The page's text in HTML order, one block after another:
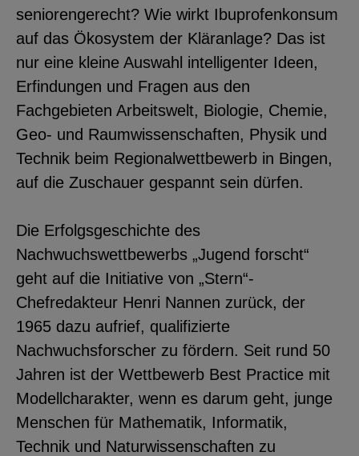
seniorengerecht? Wie wirkt Ibuprofenkonsum
auf das Ökosystem der Kläranlage? Das ist
nur eine kleine Auswahl intelligenter Ideen,
Erfindungen und Fragen aus den
Fachgebieten Arbeitswelt, Biologie, Chemie,
Geo- und Raumwissenschaften, Physik und
Technik beim Regionalwettbewerb in Bingen,
auf die Zuschauer gespannt sein dürfen.
Die Erfolgsgeschichte des
Nachwuchswettbewerbs „Jugend forscht“
geht auf die Initiative von „Stern“-
Chefredakteur Henri Nannen zurück, der
1965 dazu aufrief, qualifizierte
Nachwuchsforscher zu fördern. Seit rund 50
Jahren ist der Wettbewerb Best Practice mit
Modellcharakter, wenn es darum geht, junge
Menschen für Mathematik, Informatik,
Technik und Naturwissenschaften zu